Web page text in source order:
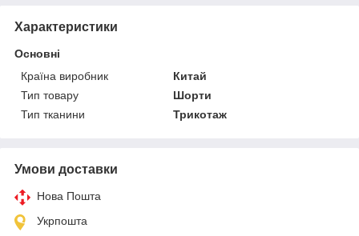
Характеристики
Основні
Країна виробник
Китай
Тип товару
Шорти
Тип тканини
Трикотаж
Умови доставки
Нова Пошта
Укрпошта